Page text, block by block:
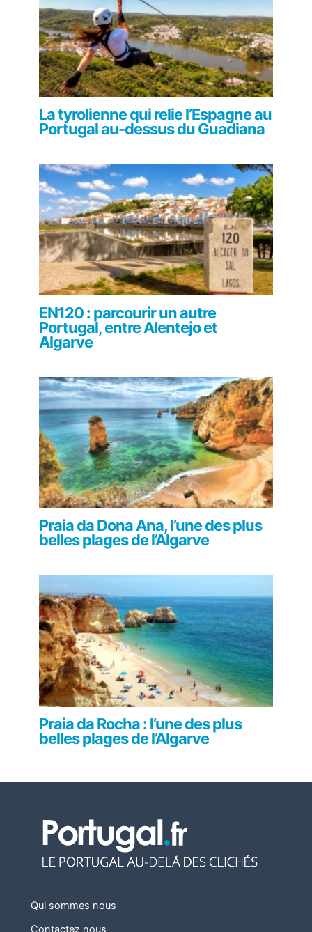
La tyrolienne qui relie l’Espagne au
Portugal au-dessus du Guadiana
EN120 : parcourir un autre
Portugal, entre Alentejo et
Algarve
Praia da Dona Ana, l’une des plus
belles plages de l’Algarve
Praia da Rocha : l’une des plus
belles plages de l’Algarve
Qui sommes nous